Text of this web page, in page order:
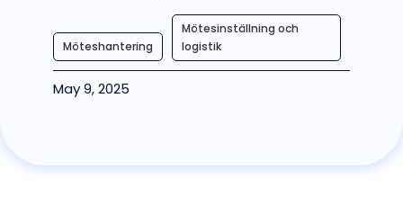
Möteshantering
Mötesinställning och
logistik
May 9, 2025